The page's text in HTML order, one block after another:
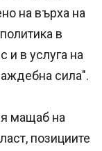
на върха на
в
и в услуга на
сила".
мащаб на
позициите